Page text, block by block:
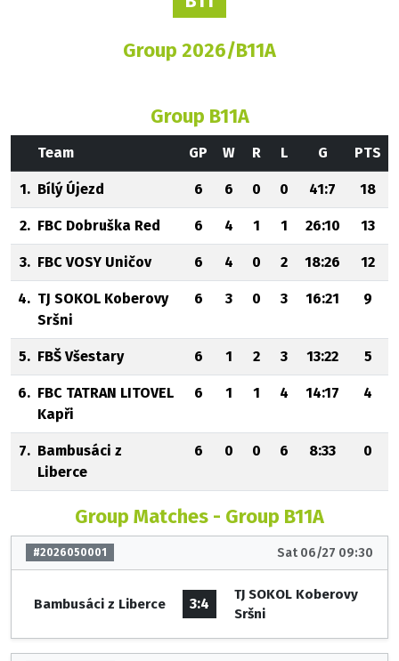
Group 2026/B11A
Group B11A
Team GP W R L G PTS
1. Bílý Újezd 6 6 0 0 41:7 18
2. FBC Dobruška Red 6 4 1 1 26:10 13
3. FBC VOSY Uničov 6 4 0 2 18:26 12
4. TJ SOKOL Koberovy
Sršni
6 3 0 3 16:21 9
5. FBŠ Všestary 6 1 2 3 13:22 5
6. FBC TATRAN LITOVEL
Kapři
6 1 1 4 14:17 4
7. Bambusáci z
Liberce
6 0 0 6 8:33 0
Group Matches - Group B11A
#2026050001 Sat 06/27 09:30
Bambusáci z Liberce 3:4
TJ SOKOL Koberovy
Sršni